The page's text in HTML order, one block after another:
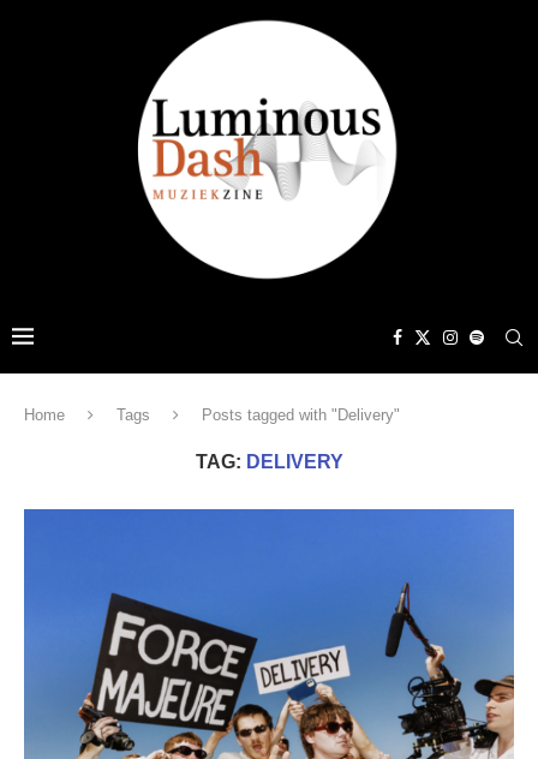
Home Tags Posts tagged with "Delivery"
TAG: DELIVERY